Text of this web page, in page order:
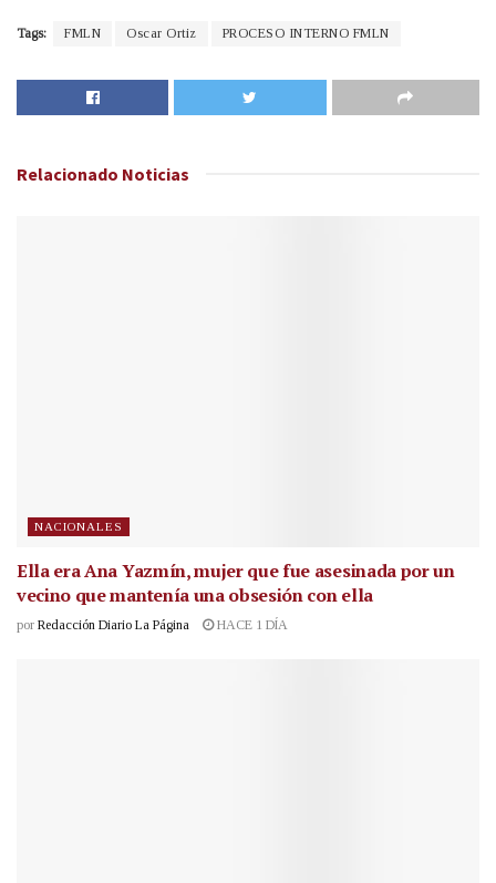
Tags: FMLN Oscar Ortiz PROCESO INTERNO FMLN
Relacionado Noticias
NACIONALES
Ella era Ana Yazmín, mujer que fue asesinada por un
vecino que mantenía una obsesión con ella
por Redacción Diario La Página HACE 1 DÍA